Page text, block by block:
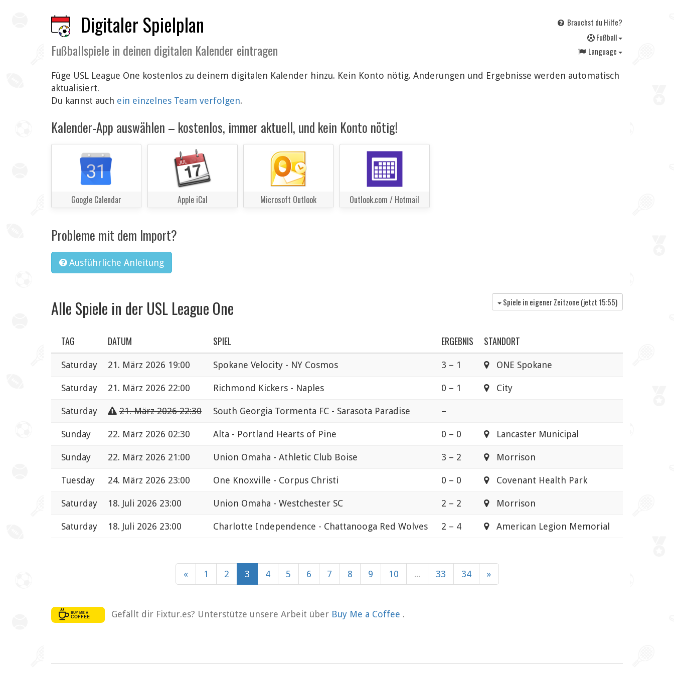
Digitaler Spielplan
Fußballspiele in deinen digitalen Kalender eintragen
Brauchst du Hilfe?
Fußball
Language
Füge USL League One kostenlos zu deinem digitalen Kalender hinzu. Kein Konto nötig. Änderungen und Ergebnisse werden automatisch
aktualisiert.
Du kannst auch ein einzelnes Team verfolgen.
Kalender-App auswählen – kostenlos, immer aktuell, und kein Konto nötig!
Google Calendar Apple iCal Microsoft Outlook Outlook.com / Hotmail
Probleme mit dem Import?
Ausführliche Anleitung
Alle Spiele in der USL League One Spiele in eigener Zeitzone (jetzt 15:55)
TAG DATUM SPIEL ERGEBNIS STANDORT
Saturday 21. März 2026 19:00 Spokane Velocity - NY Cosmos 3 – 1 ONE Spokane
Saturday 21. März 2026 22:00 Richmond Kickers - Naples 0 – 1 City
Saturday 21. März 2026 22:30 South Georgia Tormenta FC - Sarasota Paradise –
Sunday 22. März 2026 02:30 Alta - Portland Hearts of Pine 0 – 0 Lancaster Municipal
Sunday 22. März 2026 21:00 Union Omaha - Athletic Club Boise 3 – 2 Morrison
Tuesday 24. März 2026 23:00 One Knoxville - Corpus Christi 0 – 0 Covenant Health Park
Saturday 18. Juli 2026 23:00 Union Omaha - Westchester SC 2 – 2 Morrison
Saturday 18. Juli 2026 23:00 Charlotte Independence - Chattanooga Red Wolves 2 – 4 American Legion Memorial
« 1 2 3 4 5 6 7 8 9 10 ... 33 34 »
Gefällt dir Fixtur.es? Unterstütze unsere Arbeit über Buy Me a Coffee .